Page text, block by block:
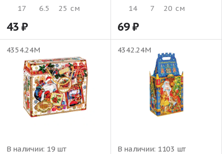
17
6.5 25 см
43
14
7 20 см
69
4354.24М
В наличии: 19 шт
4342.24М
В наличии: 1103 шт